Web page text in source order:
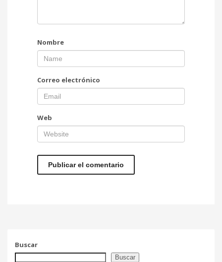
Nombre
Correo electrónico
Web
Buscar
Buscar